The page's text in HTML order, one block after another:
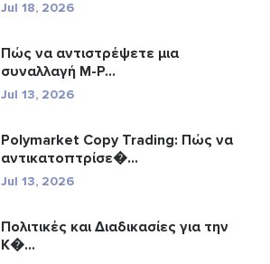
Jul 18, 2026
Πώς να αντιστρέψετε μια
συναλλαγή M-P...
Jul 13, 2026
Polymarket Copy Trading: Πώς να
αντικατοπτρίσε�...
Jul 13, 2026
Πολιτικές και Διαδικασίες για την
Κ�...